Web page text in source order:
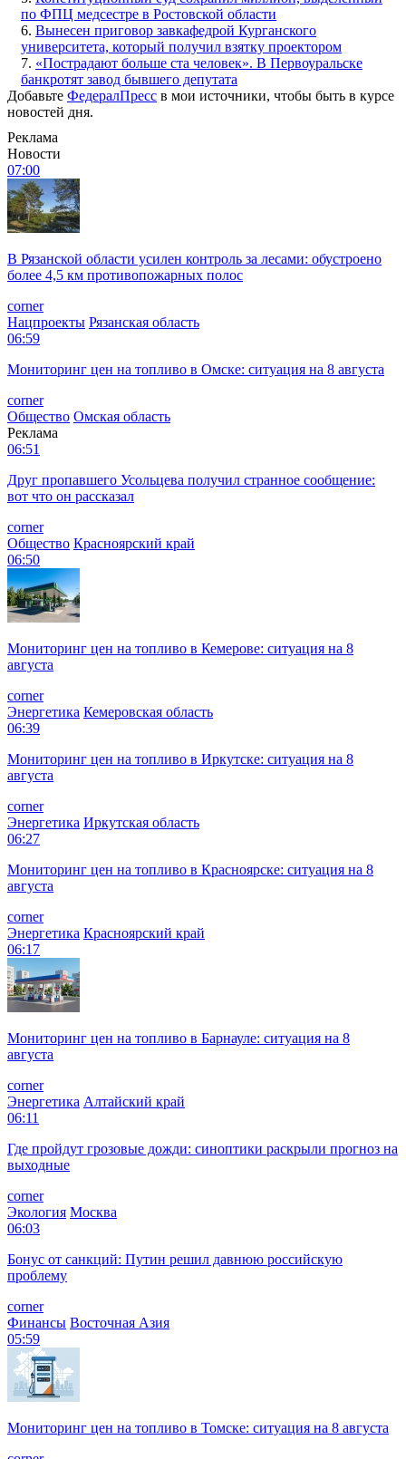
по ФПЦ медсестре в Ростовской области
6. Вынесен приговор завкафедрой Курганского
университета, который получил взятку проектором
7. «Пострадают больше ста человек». В Первоуральске
банкротят завод бывшего депутата
Добавьте ФедералПресс в мои источники, чтобы быть в курсе
новостей дня.
Реклама
Новости
07:00
В Рязанской области усилен контроль за лесами: обустроено
более 4,5 км противопожарных полос
corner
Нацпроекты Рязанская область
06:59
Мониторинг цен на топливо в Омске: ситуация на 8 августа
corner
Общество Омская область
Реклама
06:51
Друг пропавшего Усольцева получил странное сообщение:
вот что он рассказал
corner
Общество Красноярский край
06:50
Мониторинг цен на топливо в Кемерове: ситуация на 8
августа
corner
Энергетика Кемеровская область
06:39
Мониторинг цен на топливо в Иркутске: ситуация на 8
августа
corner
Энергетика Иркутская область
06:27
Мониторинг цен на топливо в Красноярске: ситуация на 8
августа
corner
Энергетика Красноярский край
06:17
Мониторинг цен на топливо в Барнауле: ситуация на 8
августа
corner
Энергетика Алтайский край
06:11
Где пройдут грозовые дожди: синоптики раскрыли прогноз на
выходные
corner
Экология Москва
06:03
Бонус от санкций: Путин решил давнюю российскую
проблему
corner
Финансы Восточная Азия
05:59
Мониторинг цен на топливо в Томске: ситуация на 8 августа